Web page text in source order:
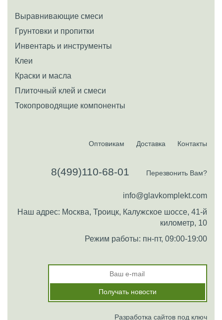
Выравнивающие смеси
Грунтовки и пропитки
Инвентарь и инструменты
Клеи
Краски и масла
Плиточный клей и смеси
Токопроводящие компоненты
Оптовикам Доставка Контакты
8(499)110-68-01 Перезвонить Вам?
info@glavkomplekt.com
Наш адрес: Москва, Троицк, Калужское шоссе, 41-й
километр, 10
Режим работы: пн-пт, 09:00-19:00
Разработка сайтов под ключ